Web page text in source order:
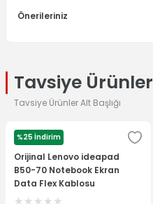
Önerileriniz
Tavsiye Ürünler
Tavsiye Ürünler Alt Başlığı
%25 İndirim
LENOVO
Orijinal Lenovo ideapad
B50-70 Notebook Ekran
Data Flex Kablosu
DC02001XO00